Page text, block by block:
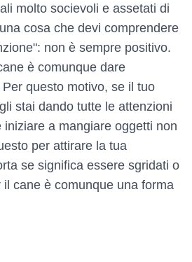
molto socievoli e assetati di
cosa che devi comprendere
non è sempre positivo.
è comunque dare
questo motivo, se il tuo
stai dando tutte le attenzioni
a mangiare oggetti non
per attirare la tua
se significa essere sgridati o
cane è comunque una forma